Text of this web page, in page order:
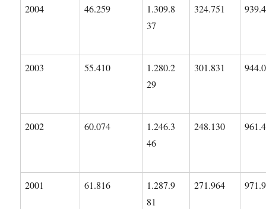
2004 46.259
1.309.8
37
324.751
2003 55.410
1.280.2
29
301.831
2002 60.074
1.246.3
46
248.130
2001 61.816
1.287.9
81
271.964